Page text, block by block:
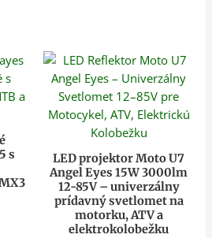
s
LED projektor Moto U7
Angel Eyes 15W 3000lm
12-85V – univerzálny
prídavný svetlomet na
motorku, ATV a
elektrokolobežku